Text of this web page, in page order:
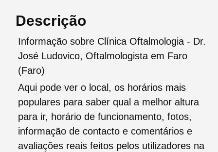
Descrição
Informação sobre Clínica Oftalmologia - Dr.
José Ludovico, Oftalmologista em Faro
(Faro)
Aqui pode ver o local, os horários mais
populares para saber qual a melhor altura
para ir, horário de funcionamento, fotos,
informação de contacto e comentários e
avaliações reais feitos pelos utilizadores na